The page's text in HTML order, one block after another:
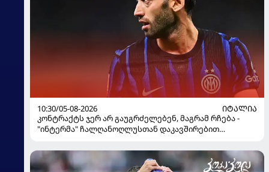
10:30/05-08-2026
ᲘᲢᲐᲚᲘᲐ
კონტრაქტს ჯერ არ გაუგრძელებენ, მაგრამ რჩება -
"ინტერმა" ჩალღანოღლუსთან დაკავშირებით